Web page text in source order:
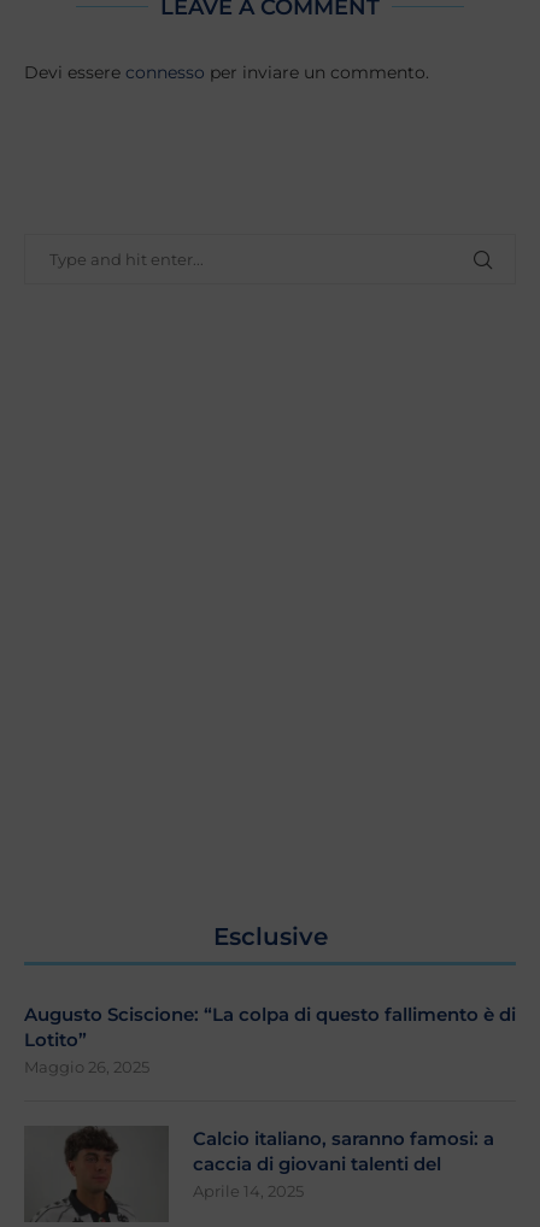
LEAVE A COMMENT
Devi essere connesso per inviare un commento.
Esclusive
Augusto Sciscione: “La colpa di questo fallimento è di
Lotito”
Maggio 26, 2025
Calcio italiano, saranno famosi: a
caccia di giovani talenti del
Aprile 14, 2025